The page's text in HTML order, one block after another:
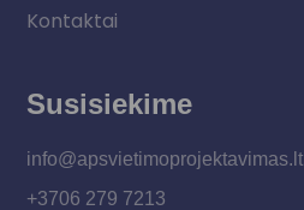
Kontaktai
Susisiekime
info@apsvietimoprojektavimas.lt
+3706 279 7213